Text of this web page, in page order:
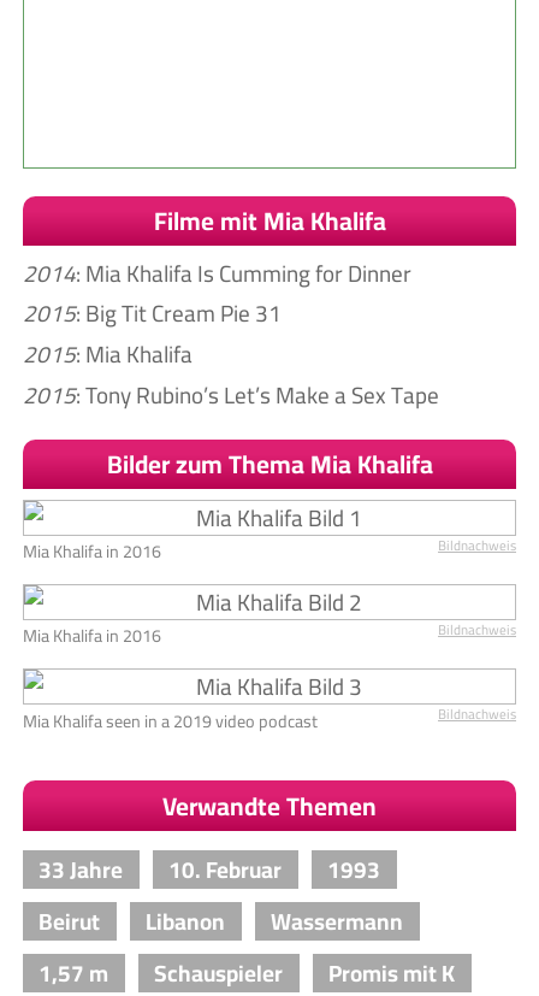
Filme mit Mia Khalifa
2014: Mia Khalifa Is Cumming for Dinner
2015: Big Tit Cream Pie 31
2015: Mia Khalifa
2015: Tony Rubino’s Let’s Make a Sex Tape
Bilder zum Thema Mia Khalifa
Bildnachweis
Mia Khalifa in 2016
Bildnachweis
Mia Khalifa in 2016
Bildnachweis
Mia Khalifa seen in a 2019 video podcast
Verwandte Themen
33 Jahre 10. Februar
1993
Beirut
Libanon
Wassermann
1,57 m
Schauspieler Promis mit K